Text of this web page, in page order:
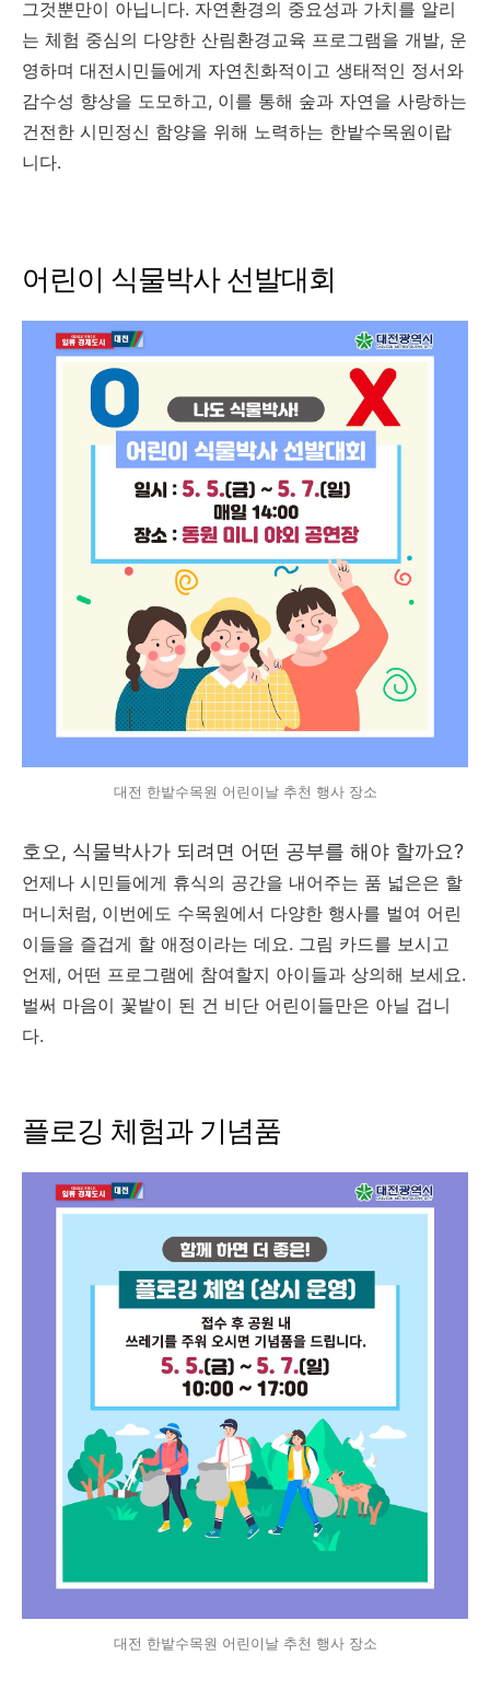
그것뿐만이 아닙니다. 자연환경의 중요성과 가치를 알리
는 체험 중심의 다양한 산림환경교육 프로그램을 개발, 운
영하며 대전시민들에게 자연친화적이고 생태적인 정서와
감수성 향상을 도모하고, 이를 통해 숲과 자연을 사랑하는
건전한 시민정신 함양을 위해 노력하는 한밭수목원이랍
니다.
어린이 식물박사 선발대회
대전 한밭수목원 어린이날 추천 행사 장소
호오, 식물박사가 되려면 어떤 공부를 해야 할까요?
언제나 시민들에게 휴식의 공간을 내어주는 품 넓은은 할
머니처럼, 이번에도 수목원에서 다양한 행사를 벌여 어린
이들을 즐겁게 할 애정이라는 데요. 그림 카드를 보시고
언제, 어떤 프로그램에 참여할지 아이들과 상의해 보세요.
벌써 마음이 꽃밭이 된 건 비단 어린이들만은 아닐 겁니
다.
플로깅 체험과 기념품
대전 한밭수목원 어린이날 추천 행사 장소